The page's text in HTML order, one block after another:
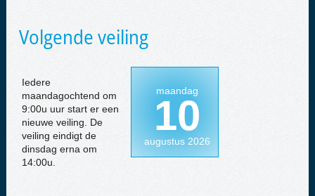
Volgende veiling
Iedere
maandagochtend om
9:00u uur start er een
nieuwe veiling. De
veiling eindigt de
dinsdag erna om
14:00u.
maandag
10
augustus 2026